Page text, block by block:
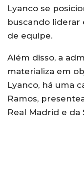
Lyanco se
buscando liderar
de equipe.
Além disso, a
materializa em
Lyanco, há uma
Ramos,
Real Madrid e da